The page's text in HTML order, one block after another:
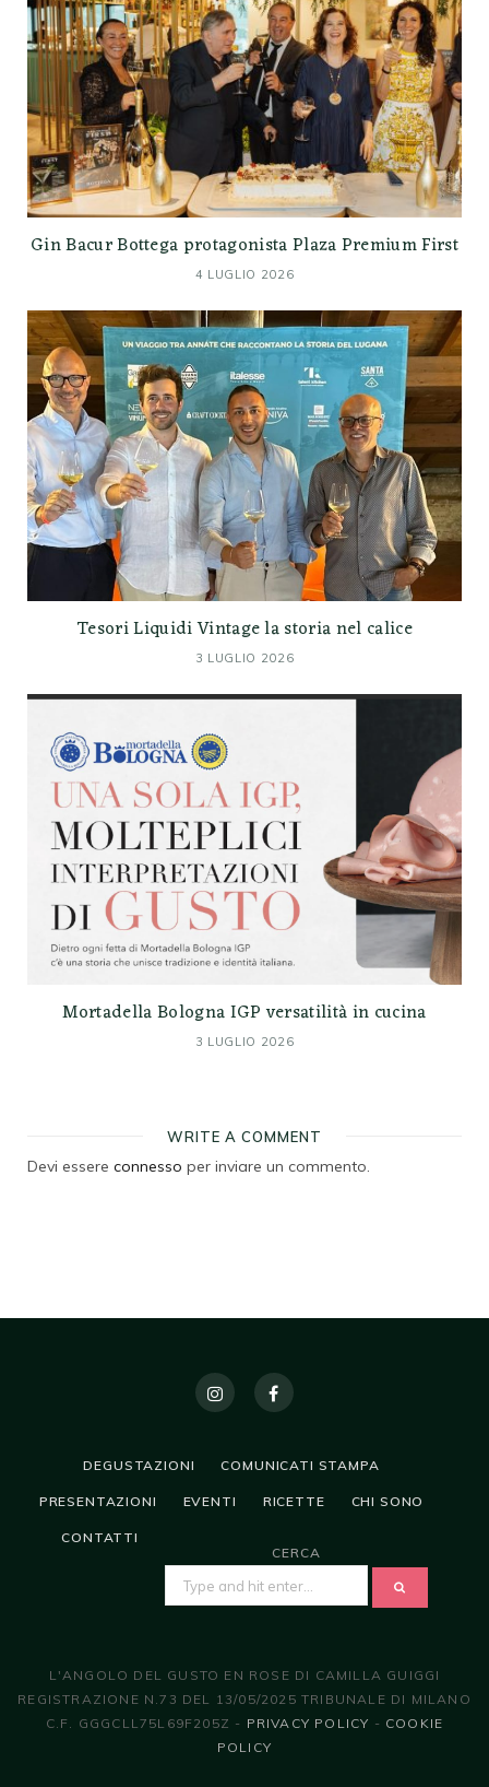
Gin Bacur Bottega protagonista Plaza Premium First
4 LUGLIO 2026
Tesori Liquidi Vintage la storia nel calice
3 LUGLIO 2026
Mortadella Bologna IGP versatilità in cucina
3 LUGLIO 2026
WRITE A COMMENT
Devi essere connesso per inviare un commento.
DEGUSTAZIONI COMUNICATI STAMPA
PRESENTAZIONI EVENTI RICETTE CHI SONO
CONTATTI
CERCA
FOR:
L'ANGOLO DEL GUSTO EN ROSE DI CAMILLA GUIGGI
REGISTRAZIONE N.73 DEL 13/05/2025 TRIBUNALE DI MILANO
C.F. GGGCLL75L69F205Z - PRIVACY POLICY - COOKIE
POLICY